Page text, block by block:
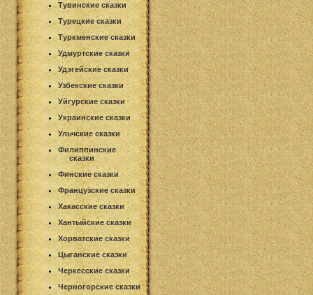
Тувинские сказки
Турецкие сказки
Туркменские сказки
Удмуртские сказки
Удэгейские сказки
Узбекские сказки
Уйгурские сказки
Украинские сказки
Ульчские сказки
Филиппинские
сказки
Финские сказки
Французские сказки
Хакасские сказки
Хантыйские сказки
Хорватские сказки
Цыганские сказки
Черкесские сказки
Черногорские сказки